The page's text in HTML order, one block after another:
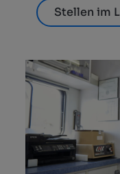
Stellen im